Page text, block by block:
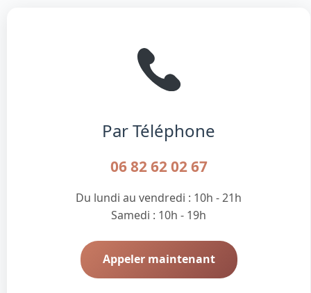
Par Téléphone
06 82 62 02 67
Du lundi au vendredi : 10h - 21h
Samedi : 10h - 19h
Appeler maintenant